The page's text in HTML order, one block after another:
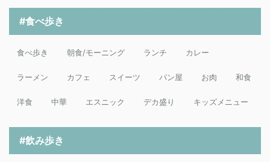
#食べ歩き
食べ歩き 朝食/モーニング ランチ カレー
ラーメン カフェ スイーツ パン屋 お肉 和食
洋食 中華 エスニック デカ盛り キッズメニュー
#飲み歩き